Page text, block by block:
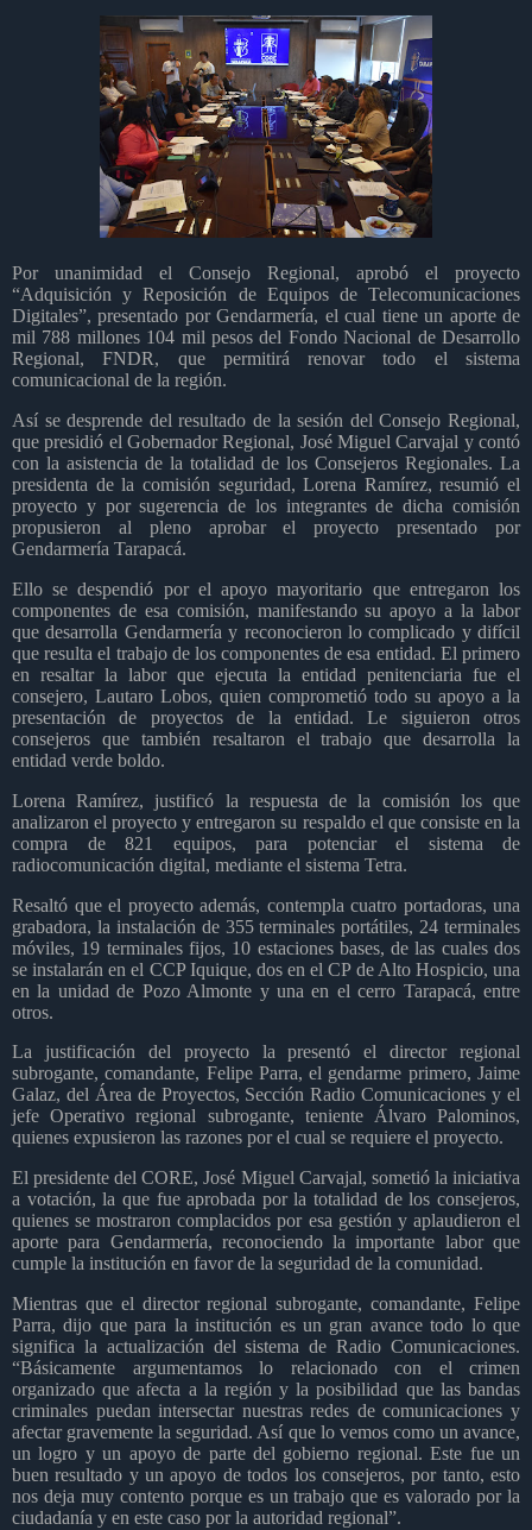
Por unanimidad el Consejo Regional, aprobó el proyecto
“Adquisición y Reposición de Equipos de Telecomunicaciones
Digitales”, presentado por Gendarmería, el cual tiene un aporte de
mil 788 millones 104 mil pesos del Fondo Nacional de Desarrollo
Regional, FNDR, que permitirá renovar todo el sistema
comunicacional de la región.
Así se desprende del resultado de la sesión del Consejo Regional,
que presidió el Gobernador Regional, José Miguel Carvajal y contó
con la asistencia de la totalidad de los Consejeros Regionales. La
presidenta de la comisión seguridad, Lorena Ramírez, resumió el
proyecto y por sugerencia de los integrantes de dicha comisión
propusieron al pleno aprobar el proyecto presentado por
Gendarmería Tarapacá.
Ello se despendió por el apoyo mayoritario que entregaron los
componentes de esa comisión, manifestando su apoyo a la labor
que desarrolla Gendarmería y reconocieron lo complicado y difícil
que resulta el trabajo de los componentes de esa entidad. El primero
en resaltar la labor que ejecuta la entidad penitenciaria fue el
consejero, Lautaro Lobos, quien comprometió todo su apoyo a la
presentación de proyectos de la entidad. Le siguieron otros
consejeros que también resaltaron el trabajo que desarrolla la
entidad verde boldo.
Lorena Ramírez, justificó la respuesta de la comisión los que
analizaron el proyecto y entregaron su respaldo el que consiste en la
compra de 821 equipos, para potenciar el sistema de
radiocomunicación digital, mediante el sistema Tetra.
Resaltó que el proyecto además, contempla cuatro portadoras, una
grabadora, la instalación de 355 terminales portátiles, 24 terminales
móviles, 19 terminales fijos, 10 estaciones bases, de las cuales dos
se instalarán en el CCP Iquique, dos en el CP de Alto Hospicio, una
en la unidad de Pozo Almonte y una en el cerro Tarapacá, entre
otros.
La justificación del proyecto la presentó el director regional
subrogante, comandante, Felipe Parra, el gendarme primero, Jaime
Galaz, del Área de Proyectos, Sección Radio Comunicaciones y el
jefe Operativo regional subrogante, teniente Álvaro Palominos,
quienes expusieron las razones por el cual se requiere el proyecto.
El presidente del CORE, José Miguel Carvajal, sometió la iniciativa
a votación, la que fue aprobada por la totalidad de los consejeros,
quienes se mostraron complacidos por esa gestión y aplaudieron el
aporte para Gendarmería, reconociendo la importante labor que
cumple la institución en favor de la seguridad de la comunidad.
Mientras que el director regional subrogante, comandante, Felipe
Parra, dijo que para la institución es un gran avance todo lo que
significa la actualización del sistema de Radio Comunicaciones.
“Básicamente argumentamos lo relacionado con el crimen
organizado que afecta a la región y la posibilidad que las bandas
criminales puedan intersectar nuestras redes de comunicaciones y
afectar gravemente la seguridad. Así que lo vemos como un avance,
un logro y un apoyo de parte del gobierno regional. Este fue un
buen resultado y un apoyo de todos los consejeros, por tanto, esto
nos deja muy contento porque es un trabajo que es valorado por la
ciudadanía y en este caso por la autoridad regional”.